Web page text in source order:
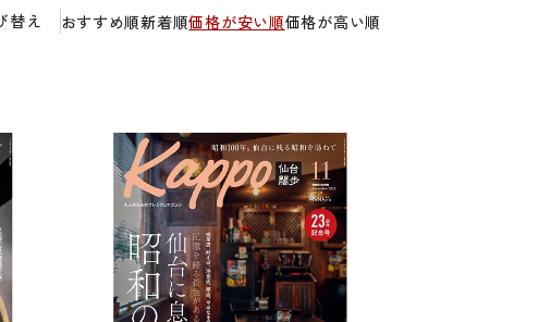
替え おすすめ順新着順価格が安い順価格が高い順